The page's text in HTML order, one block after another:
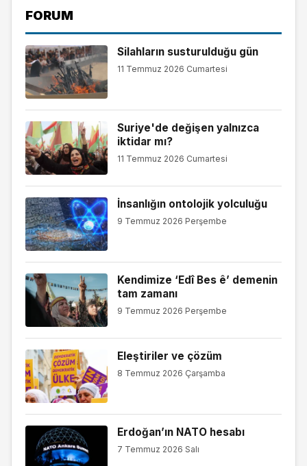
FORUM
Silahların susturulduğu gün
11 Temmuz 2026 Cumartesi
Suriye'de değişen yalnızca
iktidar mı?
11 Temmuz 2026 Cumartesi
İnsanlığın ontolojik yolculuğu
9 Temmuz 2026 Perşembe
Kendimize ‘Edî Bes ê’ demenin
tam zamanı
9 Temmuz 2026 Perşembe
Eleştiriler ve çözüm
8 Temmuz 2026 Çarşamba
Erdoğan’ın NATO hesabı
7 Temmuz 2026 Salı